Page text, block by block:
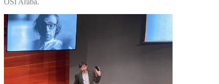
OSI Araba.